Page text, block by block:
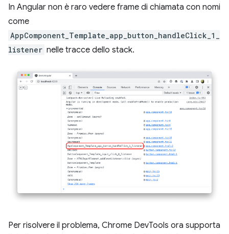
In Angular non è raro vedere frame di chiamata con nomi
come
AppComponent_Template_app_button_handleClick_1_
listener nelle tracce dello stack.
Per risolvere il problema, Chrome DevTools ora supporta